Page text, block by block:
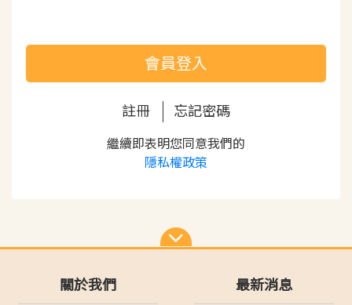
會員登入
註冊 忘記密碼
繼續即表明您同意我們的
隱私權政策
關於我們 最新消息